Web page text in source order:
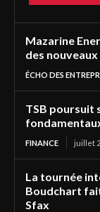
Mazarine
des nouveaux
ÉCHO DES
TSB poursuit
FINANCE juillet
La tournée
Boudchart
Sfax